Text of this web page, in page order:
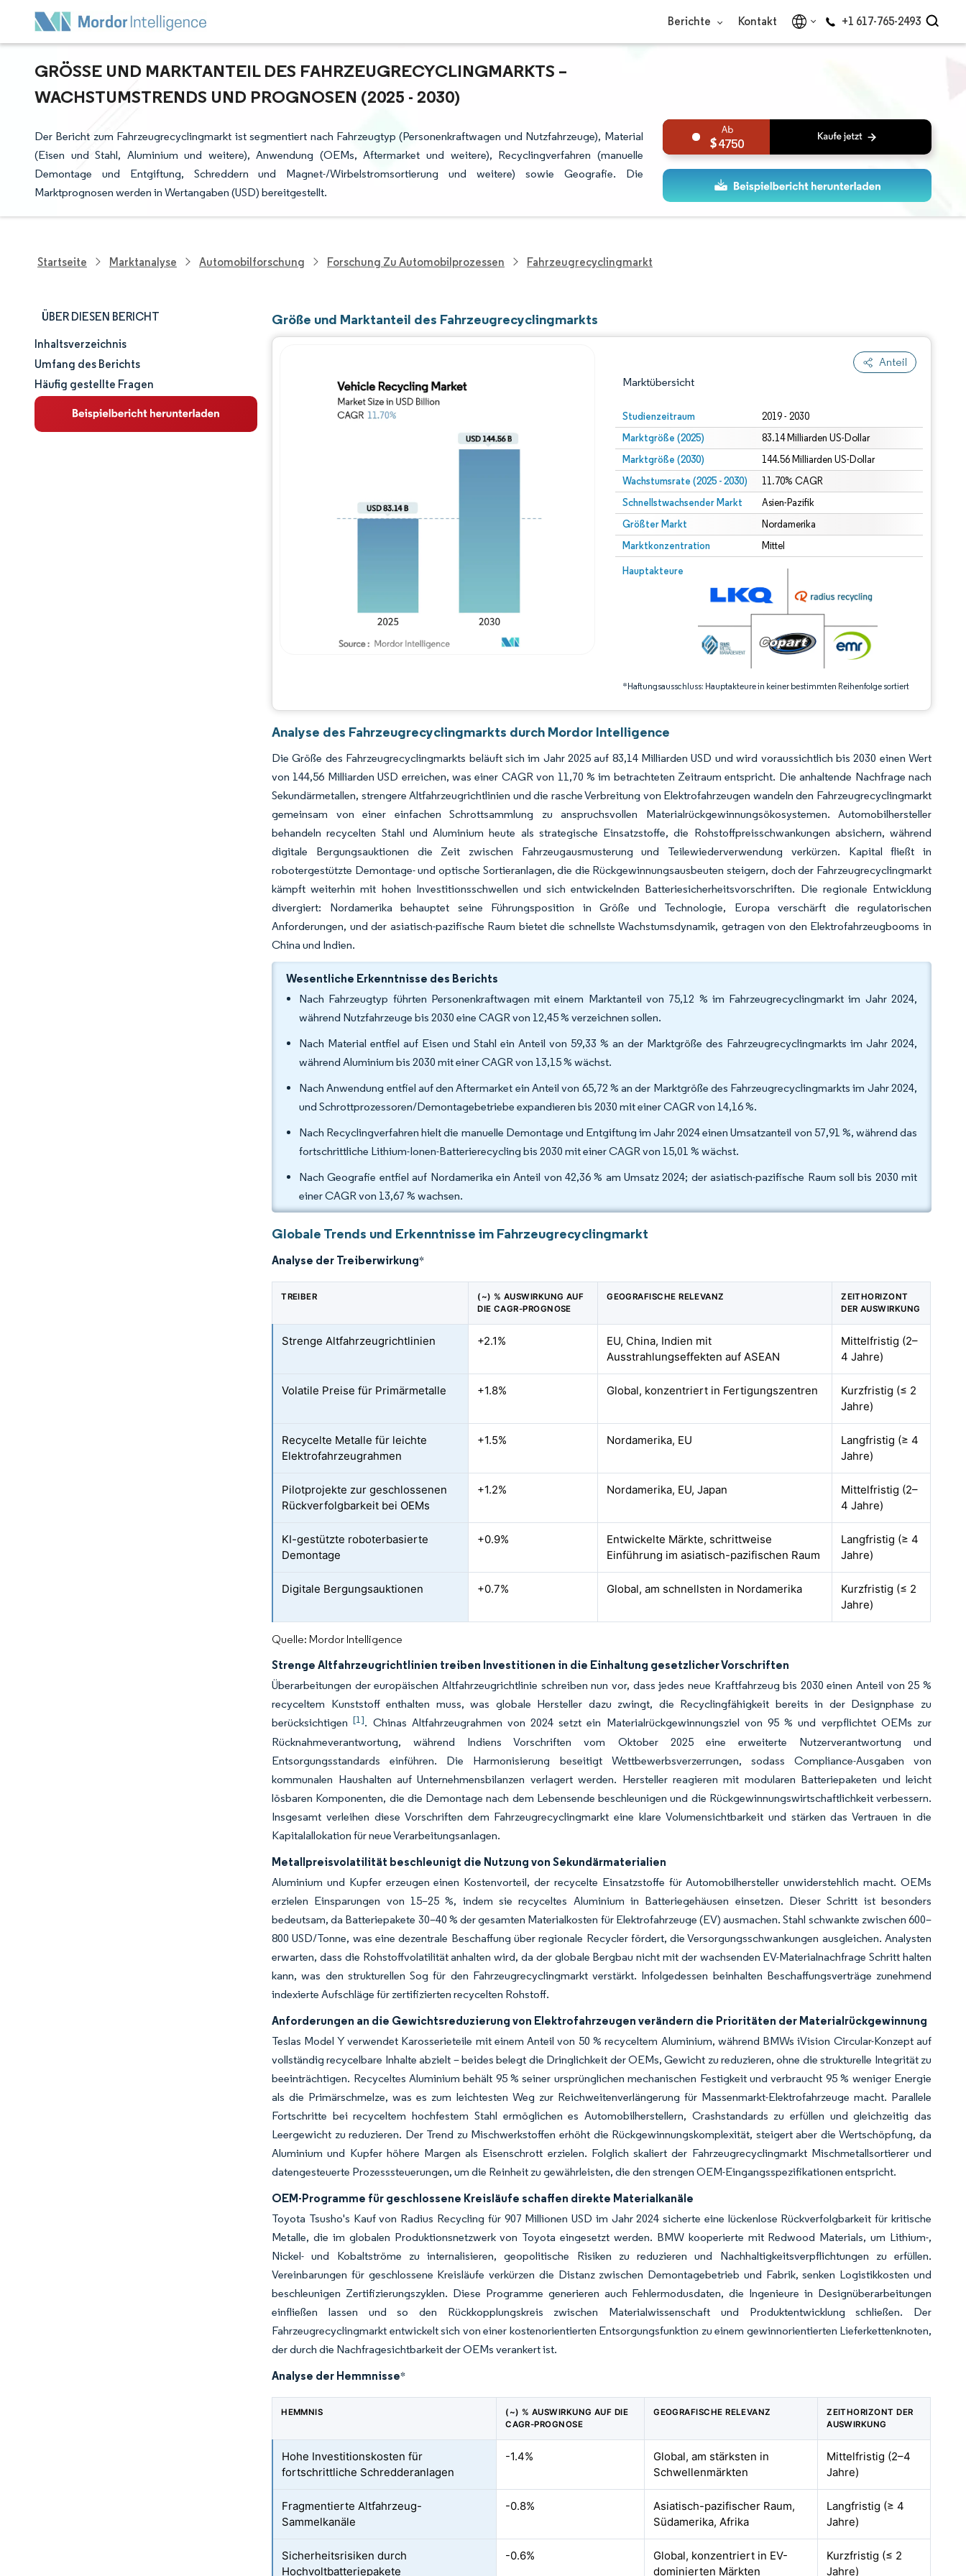
Berichte Kontakt +1 617-765-2493
GRÖSSE UND MARKTANTEIL DES FAHRZEUGRECYCLINGMARKTS – W
ACHSTUMSTRENDS UND PROGNOSEN (2025 - 2030)
Der Bericht zum Fahrzeugrecyclingmarkt ist segmentiert nach Fahrzeugtyp (Personenkraftwagen und Nutzfahrzeuge), Material
(Eisen und Stahl, Aluminium und weitere), Anwendung (OEMs, Aftermarket und weitere), Recyclingverfahren (manuelle
Demontage und Entgiftung, Schreddern und Magnet-/Wirbelstromsortierung und weitere) sowie Geografie. Die
Marktprognosen werden in Wertangaben (USD) bereitgestellt.
4750
Startseite Marktanalyse Automobilforschung Forschung Zu Automobilprozessen Fahrzeugrecyclingmarkt
ÜBER DIESEN BERICHT
Marktgröße und -anteil
Marktanalyse
Trends und Einblicke
Inhaltsverzeichnis
Umfang des Berichts
Häufig gestellte Fragen
Größe und Marktanteil des Fahrzeugrecyclingmarkts
Anteil
Marktübersicht
Studienzeitraum 2019 - 2030
Marktgröße (2025) 83.14 Milliarden US-Dollar
Marktgröße (2030) 144.56 Milliarden US-Dollar
Wachstumsrate (2025 - 2030) 11.70% CAGR
Schnellstwachsender Markt Asien-Pazifik
Größter Markt Nordamerika
Marktkonzentration Mittel
Hauptakteure
*Haftungsausschluss: Hauptakteure in keiner bestimmten Reihenfolge sortiert
Bild © Mordor Intelligence. Wiederverwendung erfordert Namensnennung gemäß CC BY 4.0.
Bild © Mordor Intelligence. Wiederverwendung erfordert Namensnennung gemäß CC BY 4.0.
Analyse des Fahrzeugrecyclingmarkts durch Mordor Intelligence
Die Größe des Fahrzeugrecyclingmarkts beläuft sich im Jahr 2025 auf 83,14 Milliarden USD und wird voraussichtlich bis 2030 einen Wert
von 144,56 Milliarden USD erreichen, was einer CAGR von 11,70 % im betrachteten Zeitraum entspricht. Die anhaltende Nachfrage nach
Sekundärmetallen, strengere Altfahrzeugrichtlinien und die rasche Verbreitung von Elektrofahrzeugen wandeln den Fahrzeugrecyclingmarkt
gemeinsam von einer einfachen Schrottsammlung zu anspruchsvollen Materialrückgewinnungsökosystemen. Automobilhersteller
behandeln recycelten Stahl und Aluminium heute als strategische Einsatzstoffe, die Rohstoffpreisschwankungen absichern, während
digitale Bergungsauktionen die Zeit zwischen Fahrzeugausmusterung und Teilewiederverwendung verkürzen. Kapital fließt in
robotergestützte Demontage- und optische Sortieranlagen, die die Rückgewinnungsausbeuten steigern, doch der Fahrzeugrecyclingmarkt
kämpft weiterhin mit hohen Investitionsschwellen und sich entwickelnden Batteriesicherheitsvorschriften. Die regionale Entwicklung
divergiert: Nordamerika behauptet seine Führungsposition in Größe und Technologie, Europa verschärft die regulatorischen
Anforderungen, und der asiatisch-pazifische Raum bietet die schnellste Wachstumsdynamik, getragen von den Elektrofahrzeugbooms in
China und Indien.
Wesentliche Erkenntnisse des Berichts
Nach Fahrzeugtyp führten Personenkraftwagen mit einem Marktanteil von 75,12 % im Fahrzeugrecyclingmarkt im Jahr 2024,
während Nutzfahrzeuge bis 2030 eine CAGR von 12,45 % verzeichnen sollen.
Nach Material entfiel auf Eisen und Stahl ein Anteil von 59,33 % an der Marktgröße des Fahrzeugrecyclingmarkts im Jahr 2024,
während Aluminium bis 2030 mit einer CAGR von 13,15 % wächst.
Nach Anwendung entfiel auf den Aftermarket ein Anteil von 65,72 % an der Marktgröße des Fahrzeugrecyclingmarkts im Jahr 2024,
und Schrottprozessoren/Demontagebetriebe expandieren bis 2030 mit einer CAGR von 14,16 %.
Nach Recyclingverfahren hielt die manuelle Demontage und Entgiftung im Jahr 2024 einen Umsatzanteil von 57,91 %, während das
fortschrittliche Lithium-Ionen-Batterierecycling bis 2030 mit einer CAGR von 15,01 % wächst.
Nach Geografie entfiel auf Nordamerika ein Anteil von 42,36 % am Umsatz 2024; der asiatisch-pazifische Raum soll bis 2030 mit
einer CAGR von 13,67 % wachsen.
Globale Trends und Erkenntnisse im Fahrzeugrecyclingmarkt
Analyse der Treiberwirkung*
TREIBER
(~) % AUSWIRKUNG AUF
DIE CAGR-PROGNOSE
GEOGRAFISCHE RELEVANZ
ZEITHORIZONT
DER AUSWIRKUNG
Strenge Altfahrzeugrichtlinien +2.1%
EU, China, Indien mit
Ausstrahlungseffekten auf ASEAN
Mittelfristig (2–
4 Jahre)
Volatile Preise für Primärmetalle +1.8% Global, konzentriert in Fertigungszentren
Kurzfristig (≤ 2
Jahre)
Recycelte Metalle für leichte
Elektrofahrzeugrahmen
+1.5% Nordamerika, EU
Langfristig (≥ 4
Jahre)
Pilotprojekte zur geschlossenen
Rückverfolgbarkeit bei OEMs
+1.2% Nordamerika, EU, Japan
Mittelfristig (2–
4 Jahre)
KI-gestützte roboterbasierte
Demontage
+0.9%
Entwickelte Märkte, schrittweise
Einführung im asiatisch-pazifischen Raum
Langfristig (≥ 4
Jahre)
Digitale Bergungsauktionen +0.7% Global, am schnellsten in Nordamerika
Kurzfristig (≤ 2
Jahre)
Quelle: Mordor Intelligence
Strenge Altfahrzeugrichtlinien treiben Investitionen in die Einhaltung gesetzlicher Vorschriften
Überarbeitungen der europäischen Altfahrzeugrichtlinie schreiben nun vor, dass jedes neue Kraftfahrzeug bis 2030 einen Anteil von 25 %
recyceltem Kunststoff enthalten muss, was globale Hersteller dazu zwingt, die Recyclingfähigkeit bereits in der Designphase zu
berücksichtigen[1]. Chinas Altfahrzeugrahmen von 2024 setzt ein Materialrückgewinnungsziel von 95 % und verpflichtet OEMs zur
Rücknahmeverantwortung, während Indiens Vorschriften vom Oktober 2025 eine erweiterte Nutzerverantwortung und
Entsorgungsstandards einführen. Die Harmonisierung beseitigt Wettbewerbsverzerrungen, sodass Compliance-Ausgaben von
kommunalen Haushalten auf Unternehmensbilanzen verlagert werden. Hersteller reagieren mit modularen Batteriepaketen und leicht
lösbaren Komponenten, die die Demontage nach dem Lebensende beschleunigen und die Rückgewinnungswirtschaftlichkeit verbessern.
Insgesamt verleihen diese Vorschriften dem Fahrzeugrecyclingmarkt eine klare Volumensichtbarkeit und stärken das Vertrauen in die
Kapitalallokation für neue Verarbeitungsanlagen.
Metallpreisvolatilität beschleunigt die Nutzung von Sekundärmaterialien
Aluminium und Kupfer erzeugen einen Kostenvorteil, der recycelte Einsatzstoffe für Automobilhersteller unwiderstehlich macht. OEMs
erzielen Einsparungen von 15–25 %, indem sie recyceltes Aluminium in Batteriegehäusen einsetzen. Dieser Schritt ist besonders
bedeutsam, da Batteriepakete 30–40 % der gesamten Materialkosten für Elektrofahrzeuge (EV) ausmachen. Stahl schwankte zwischen 600–
800 USD/Tonne, was eine dezentrale Beschaffung über regionale Recycler fördert, die Versorgungsschwankungen ausgleichen. Analysten
erwarten, dass die Rohstoffvolatilität anhalten wird, da der globale Bergbau nicht mit der wachsenden EV-Materialnachfrage Schritt halten
kann, was den strukturellen Sog für den Fahrzeugrecyclingmarkt verstärkt. Infolgedessen beinhalten Beschaffungsverträge zunehmend
indexierte Aufschläge für zertifizierten recycelten Rohstoff.
Anforderungen an die Gewichtsreduzierung von Elektrofahrzeugen verändern die Prioritäten der Materialrückgewinnung
Teslas Model Y verwendet Karosserieteile mit einem Anteil von 50 % recyceltem Aluminium, während BMWs iVision Circular-Konzept auf
vollständig recycelbare Inhalte abzielt – beides belegt die Dringlichkeit der OEMs, Gewicht zu reduzieren, ohne die strukturelle Integrität zu
beeinträchtigen. Recyceltes Aluminium behält 95 % seiner ursprünglichen mechanischen Festigkeit und verbraucht 95 % weniger Energie
als die Primärschmelze, was es zum leichtesten Weg zur Reichweitenverlängerung für Massenmarkt-Elektrofahrzeuge macht. Parallele
Fortschritte bei recyceltem hochfestem Stahl ermöglichen es Automobilherstellern, Crashstandards zu erfüllen und gleichzeitig das
Leergewicht zu reduzieren. Der Trend zu Mischwerkstoffen erhöht die Rückgewinnungskomplexität, steigert aber die Wertschöpfung, da
Aluminium und Kupfer höhere Margen als Eisenschrott erzielen. Folglich skaliert der Fahrzeugrecyclingmarkt Mischmetallsortierer und
datengesteuerte Prozesssteuerungen, um die Reinheit zu gewährleisten, die den strengen OEM-Eingangsspezifikationen entspricht.
OEM-Programme für geschlossene Kreisläufe schaffen direkte Materialkanäle
Toyota Tsusho's Kauf von Radius Recycling für 907 Millionen USD im Jahr 2024 sicherte eine lückenlose Rückverfolgbarkeit für kritische
Metalle, die im globalen Produktionsnetzwerk von Toyota eingesetzt werden. BMW kooperierte mit Redwood Materials, um Lithium-,
Nickel- und Kobaltströme zu internalisieren, geopolitische Risiken zu reduzieren und Nachhaltigkeitsverpflichtungen zu erfüllen.
Vereinbarungen für geschlossene Kreisläufe verkürzen die Distanz zwischen Demontagebetrieb und Fabrik, senken Logistikkosten und
beschleunigen Zertifizierungszyklen. Diese Programme generieren auch Fehlermodusdaten, die Ingenieure in Designüberarbeitungen
einfließen lassen und so den Rückkopplungskreis zwischen Materialwissenschaft und Produktentwicklung schließen. Der
Fahrzeugrecyclingmarkt entwickelt sich von einer kostenorientierten Entsorgungsfunktion zu einem gewinnorientierten Lieferkettenknoten,
der durch die Nachfragesichtbarkeit der OEMs verankert ist.
Analyse der Hemmnisse*
HEMMNIS
(~) % AUSWIRKUNG AUF DIE
CAGR-PROGNOSE
GEOGRAFISCHE RELEVANZ
ZEITHORIZONT DER
AUSWIRKUNG
Hohe Investitionskosten für
fortschrittliche Schredderanlagen
-1.4%
Global, am stärksten in
Schwellenmärkten
Mittelfristig (2–4
Jahre)
Fragmentierte Altfahrzeug-
Sammelkanäle
-0.8%
Asiatisch-pazifischer Raum,
Südamerika, Afrika
Langfristig (≥ 4
Jahre)
Sicherheitsrisiken durch
Hochvoltbatteriepakete
-0.6%
Global, konzentriert in EV-
dominierten Märkten
Kurzfristig (≤ 2
Jahre)